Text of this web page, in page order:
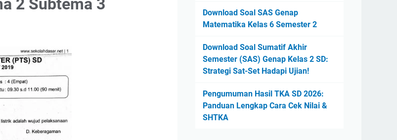
2 Subtema 3
Download Soal SAS Genap
Matematika Kelas 6 Semester 2
Download Soal Sumatif Akhir
Semester (SAS) Genap Kelas 2 SD:
Strategi Sat-Set Hadapi Ujian!
Pengumuman Hasil TKA SD 2026:
Panduan Lengkap Cara Cek Nilai &
SHTKA